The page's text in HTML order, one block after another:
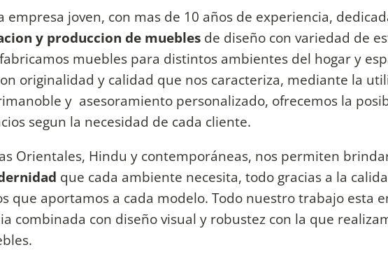
empresa joven, con mas de 10 años de experiencia,
y produccion de muebles de diseño con variedad de
muebles para distintos ambientes del hogar y
originalidad y calidad que nos caracteriza, mediante la
y asesoramiento personalizado, ofrecemos la
segun la necesidad de cada cliente.
Orientales, Hindu y contemporáneas, nos permiten
que cada ambiente necesita, todo gracias a la
que aportamos a cada modelo. Todo nuestro trabajo esta
combinada con diseño visual y robustez con la que